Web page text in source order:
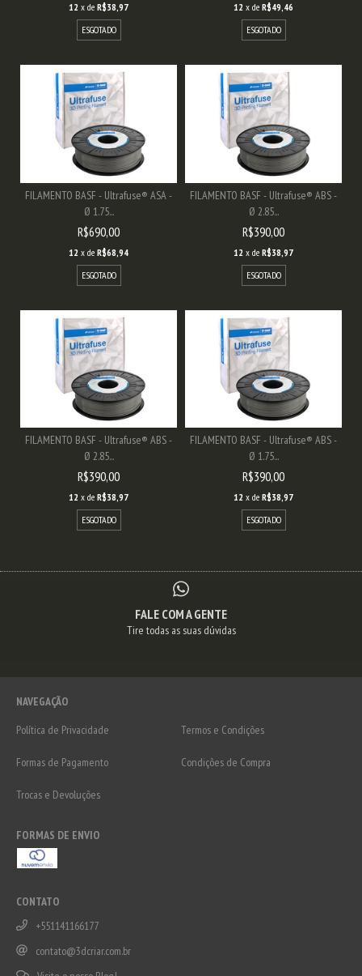
12 x de R$38,97
ESGOTADO
12 x de R$49,46
ESGOTADO
FILAMENTO BASF - Ultrafuse® ASA -
Ø 1.75...
R$690,00
12 x de R$68,94
ESGOTADO
FILAMENTO BASF - Ultrafuse® ABS -
Ø 2.85...
R$390,00
12 x de R$38,97
ESGOTADO
FILAMENTO BASF - Ultrafuse® ABS -
Ø 2.85...
R$390,00
12 x de R$38,97
ESGOTADO
FILAMENTO BASF - Ultrafuse® ABS -
Ø 1.75...
R$390,00
12 x de R$38,97
ESGOTADO
FALE COM A GENTE
Tire todas as suas dúvidas
NAVEGAÇÃO
Política de Privacidade
Termos e Condições
Formas de Pagamento Condições de Compra
Trocas e Devoluções
FORMAS DE ENVIO
CONTATO
+551141166177
contato@3dcriar.com.br